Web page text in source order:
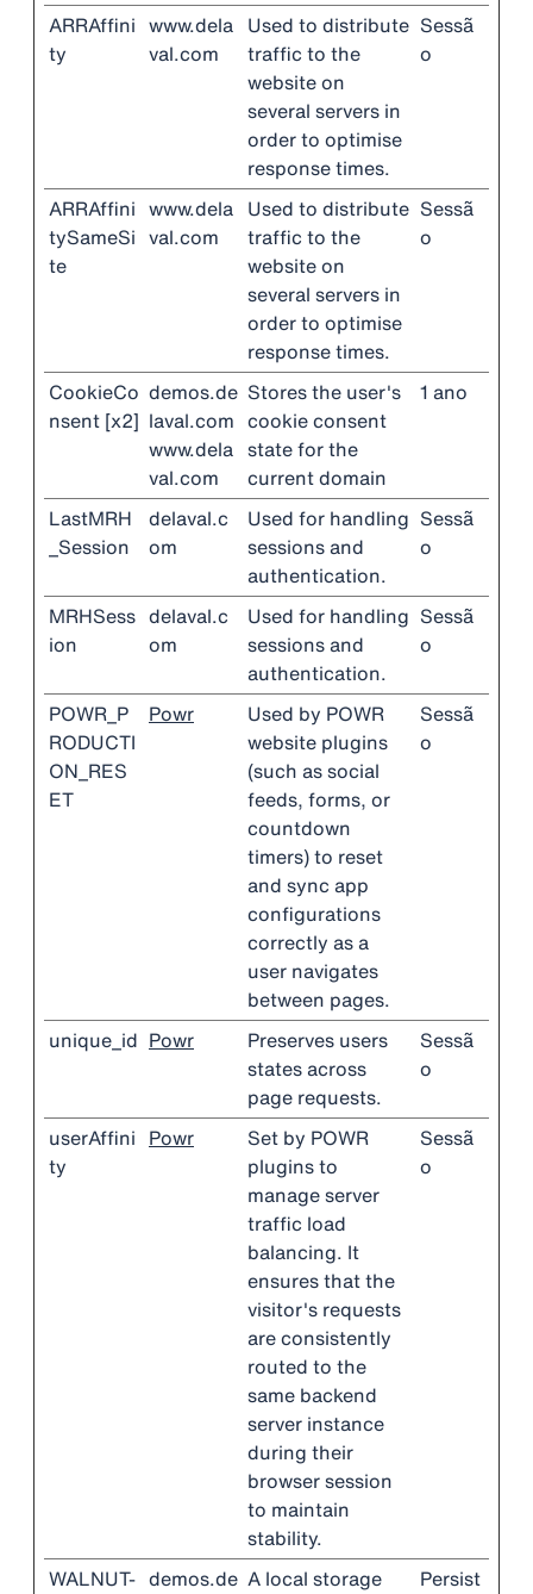
ARRAffini
ty
www.dela
val.com
Used to distribute
traffic to the
website on
several servers in
order to optimise
response times.
Sessã
o
ARRAffini
tySameSi
te
www.dela
val.com
Used to distribute
traffic to the
website on
several servers in
order to optimise
response times.
Sessã
o
CookieCo
nsent [x2]
demos.de
laval.com
www.dela
val.com
Stores the user's
cookie consent
state for the
current domain
1 ano
LastMRH
_Session
delaval.c
om
Used for handling
sessions and
authentication.
Sessã
o
MRHSess
ion
delaval.c
om
Used for handling
sessions and
authentication.
Sessã
o
POWR_P
RODUCTI
ON_RES
ET
Powr
Used by POWR
website plugins
(such as social
feeds, forms, or
countdown
timers) to reset
and sync app
configurations
correctly as a
user navigates
between pages.
Sessã
o
unique_id Powr
Preserves users
states across
page requests.
Sessã
o
userAffini
ty
Powr
Set by POWR
plugins to
manage server
traffic load
balancing. It
ensures that the
visitor's requests
are consistently
routed to the
same backend
server instance
during their
browser session
to maintain
stability.
Sessã
o
WALNUT- demos.de A local storage
Persist